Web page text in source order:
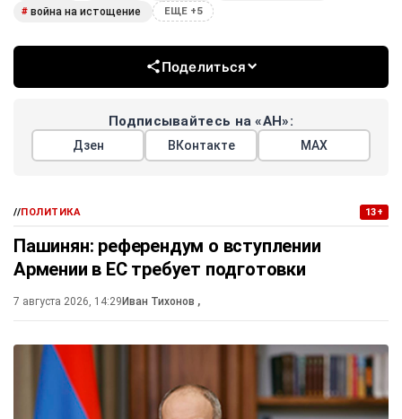
# война на истощение ЕЩЕ +5
Поделиться
Подписывайтесь на «АН»:
Дзен ВКонтакте МАХ
//ПОЛИТИКА 13+
Пашинян: референдум о вступлении
Армении в ЕС требует подготовки
7 августа 2026, 14:29Иван Тихонов ,